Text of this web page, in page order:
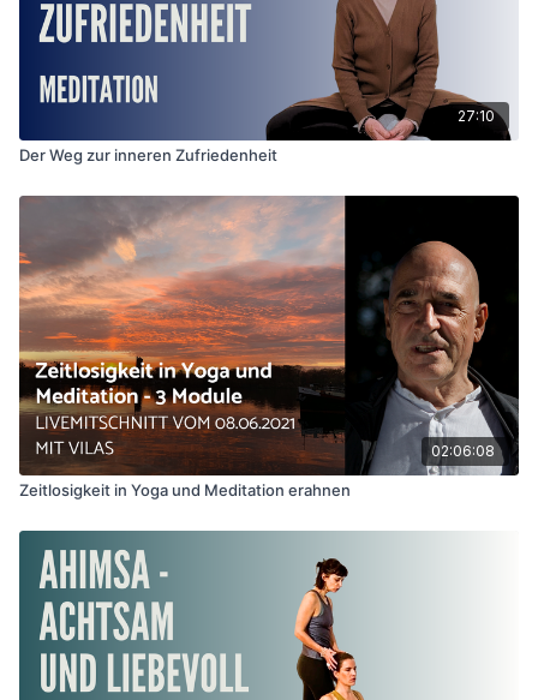
27:10
Der Weg zur inneren Zufriedenheit
02:06:08
Zeitlosigkeit in Yoga und Meditation erahnen